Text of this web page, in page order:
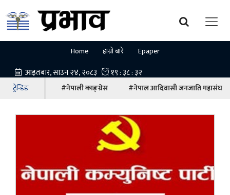
Home हाम्रो बारे Epaper
ट्रेन्डिङ #नेपाली काङ्ग्रेस #नेपाल आदिवासी जनजाति महासंघ